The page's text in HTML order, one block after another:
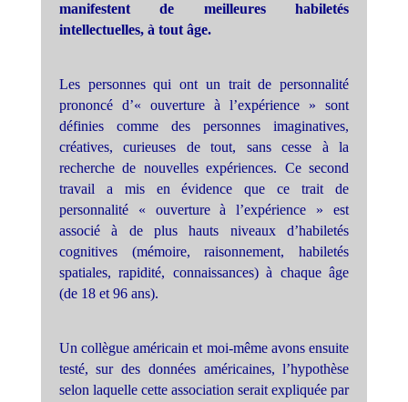
manifestent de meilleures habiletés
intellectuelles, à tout âge.
Les personnes qui ont un trait de personnalité
prononcé d’« ouverture à l’expérience » sont
définies comme des personnes imaginatives,
créatives, curieuses de tout, sans cesse à la
recherche de nouvelles expériences. Ce second
travail a mis en évidence que ce trait de
personnalité « ouverture à l’expérience » est
associé à de plus hauts niveaux d’habiletés
cognitives (mémoire, raisonnement, habiletés
spatiales, rapidité, connaissances) à chaque âge
(de 18 et 96 ans).
Un collègue américain et moi-même avons ensuite
testé, sur des données américaines, l’hypothèse
selon laquelle cette association serait expliquée par